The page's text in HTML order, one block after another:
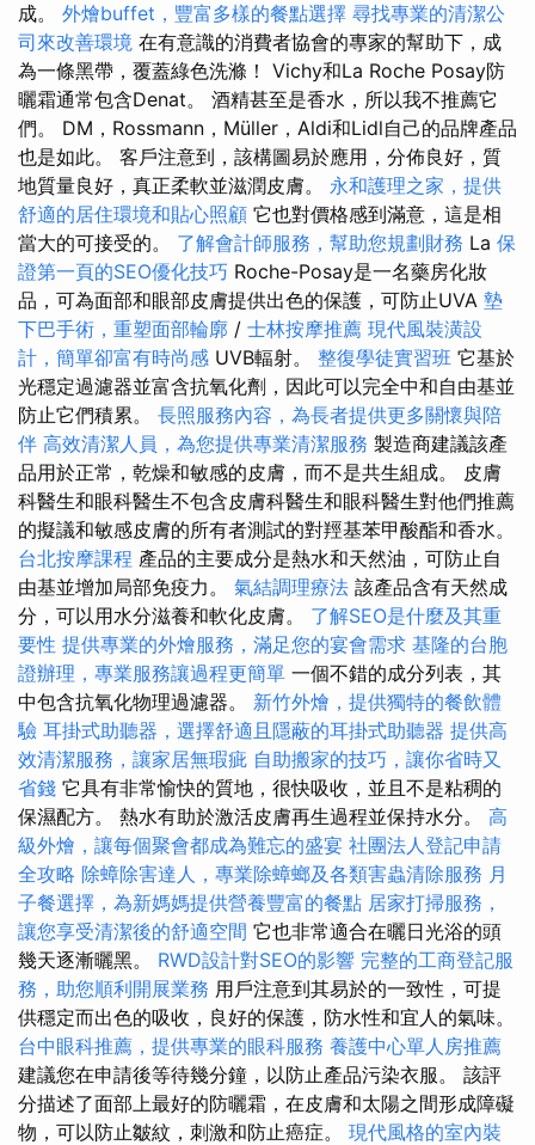
成。 外燴buffet，豐富多樣的餐點選擇 尋找專業的清潔公
司來改善環境 在有意識的消費者協會的專家的幫助下，成
為一條黑帶，覆蓋綠色洗滌！ Vichy和La Roche Posay防
曬霜通常包含Denat。 酒精甚至是香水，所以我不推薦它
們。 DM，Rossmann，Müller，Aldi和Lidl自己的品牌產品
也是如此。 客戶注意到，該構圖易於應用，分佈良好，質
地質量良好，真正柔軟並滋潤皮膚。 永和護理之家，提供
舒適的居住環境和貼心照顧 它也對價格感到滿意，這是相
當大的可接受的。 了解會計師服務，幫助您規劃財務 La 保
證第一頁的SEO優化技巧 Roche-Posay是一名藥房化妝
品，可為面部和眼部皮膚提供出色的保護，可防止UVA 墊
下巴手術，重塑面部輪廓 / 士林按摩推薦 現代風裝潢設
計，簡單卻富有時尚感 UVB輻射。 整復學徒實習班 它基於
光穩定過濾器並富含抗氧化劑，因此可以完全中和自由基並
防止它們積累。 長照服務內容，為長者提供更多關懷與陪
伴 高效清潔人員，為您提供專業清潔服務 製造商建議該產
品用於正常，乾燥和敏感的皮膚，而不是共生組成。 皮膚
科醫生和眼科醫生不包含皮膚科醫生和眼科醫生對他們推薦
的擬議和敏感皮膚的所有者測試的對羥基苯甲酸酯和香水。
台北按摩課程 產品的主要成分是熱水和天然油，可防止自
由基並增加局部免疫力。 氣結調理療法 該產品含有天然成
分，可以用水分滋養和軟化皮膚。 了解SEO是什麼及其重
要性 提供專業的外燴服務，滿足您的宴會需求 基隆的台胞
證辦理，專業服務讓過程更簡單 一個不錯的成分列表，其
中包含抗氧化物理過濾器。 新竹外燴，提供獨特的餐飲體
驗 耳掛式助聽器，選擇舒適且隱蔽的耳掛式助聽器 提供高
效清潔服務，讓家居無瑕疵 自助搬家的技巧，讓你省時又
省錢 它具有非常愉快的質地，很快吸收，並且不是粘稠的
保濕配方。 熱水有助於激活皮膚再生過程並保持水分。 高
級外燴，讓每個聚會都成為難忘的盛宴 社團法人登記申請
全攻略 除蟑除害達人，專業除蟑螂及各類害蟲清除服務 月
子餐選擇，為新媽媽提供營養豐富的餐點 居家打掃服務，
讓您享受清潔後的舒適空間 它也非常適合在曬日光浴的頭
幾天逐漸曬黑。 RWD設計對SEO的影響 完整的工商登記服
務，助您順利開展業務 用戶注意到其易於的一致性，可提
供穩定而出色的吸收，良好的保護，防水性和宜人的氣味。
台中眼科推薦，提供專業的眼科服務 養護中心單人房推薦
建議您在申請後等待幾分鐘，以防止產品污染衣服。 該評
分描述了面部上最好的防曬霜，在皮膚和太陽之間形成障礙
物，可以防止皺紋，刺激和防止癌症。 現代風格的室內裝